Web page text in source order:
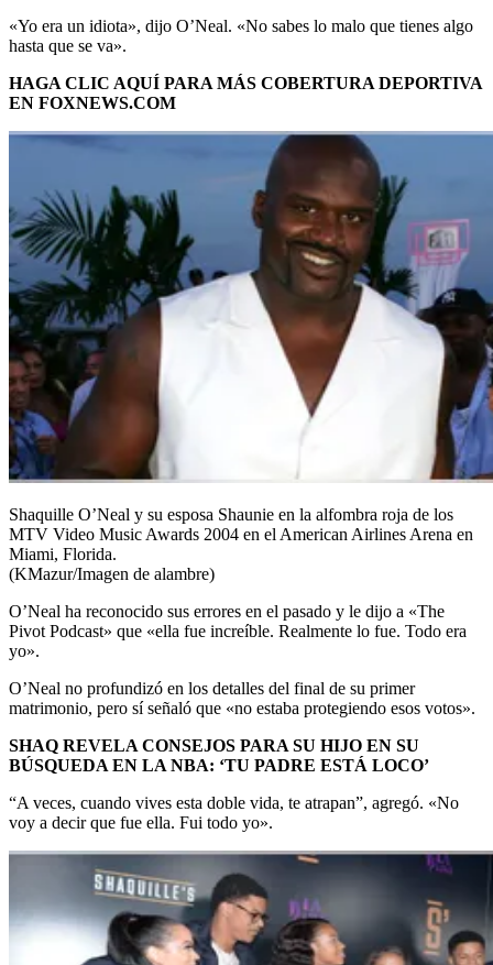
«Yo era un idiota», dijo O’Neal. «No sabes lo malo que tienes algo
hasta que se va».
HAGA CLIC AQUÍ PARA MÁS COBERTURA DEPORTIVA
EN FOXNEWS.COM
Shaquille O’Neal y su esposa Shaunie en la alfombra roja de los
MTV Video Music Awards 2004 en el American Airlines Arena en
Miami, Florida.
(KMazur/Imagen de alambre)
O’Neal ha reconocido sus errores en el pasado y le dijo a «The
Pivot Podcast» que «ella fue increíble. Realmente lo fue. Todo era
yo».
O’Neal no profundizó en los detalles del final de su primer
matrimonio, pero sí señaló que «no estaba protegiendo esos votos».
SHAQ REVELA CONSEJOS PARA SU HIJO EN SU
BÚSQUEDA EN LA NBA: ‘TU PADRE ESTÁ LOCO’
“A veces, cuando vives esta doble vida, te atrapan”, agregó. «No
voy a decir que fue ella. Fui todo yo».